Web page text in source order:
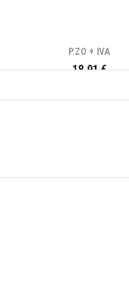
P.ZO + IVA
18,91 €